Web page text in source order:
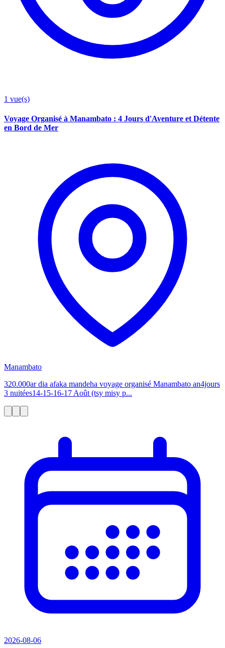
1 vue(s)
Voyage Organisé à Manambato : 4 Jours d'Aventure et Détente
en Bord de Mer
Manambato
320.000ar dia afaka mandeha voyage organisé Manambato an4jours
3 nuitées14-15-16-17 Août (tsy misy p...
2026-08-06